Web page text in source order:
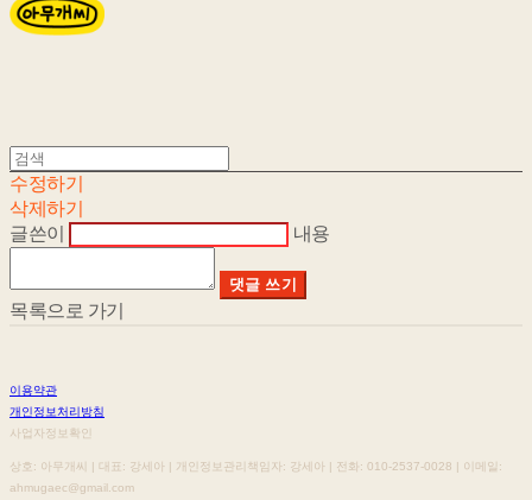
수정하기
삭제하기
글쓴이
내용
댓글 쓰기
목록으로 가기
이용약관
개인정보처리방침
사업자정보확인
상호: 아무개씨 | 대표: 강세아 | 개인정보관리책임자: 강세아 | 전화: 010-2537-0028 | 이메일:
ahmugaec@gmail.com